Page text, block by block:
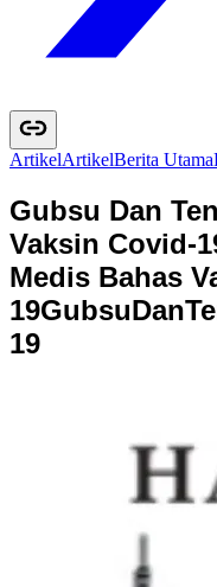
ArtikelArtikelBerita Utama
Gubsu Dan
Vaksin Covid-
Medis Bahas
19GubsuDanTe
19